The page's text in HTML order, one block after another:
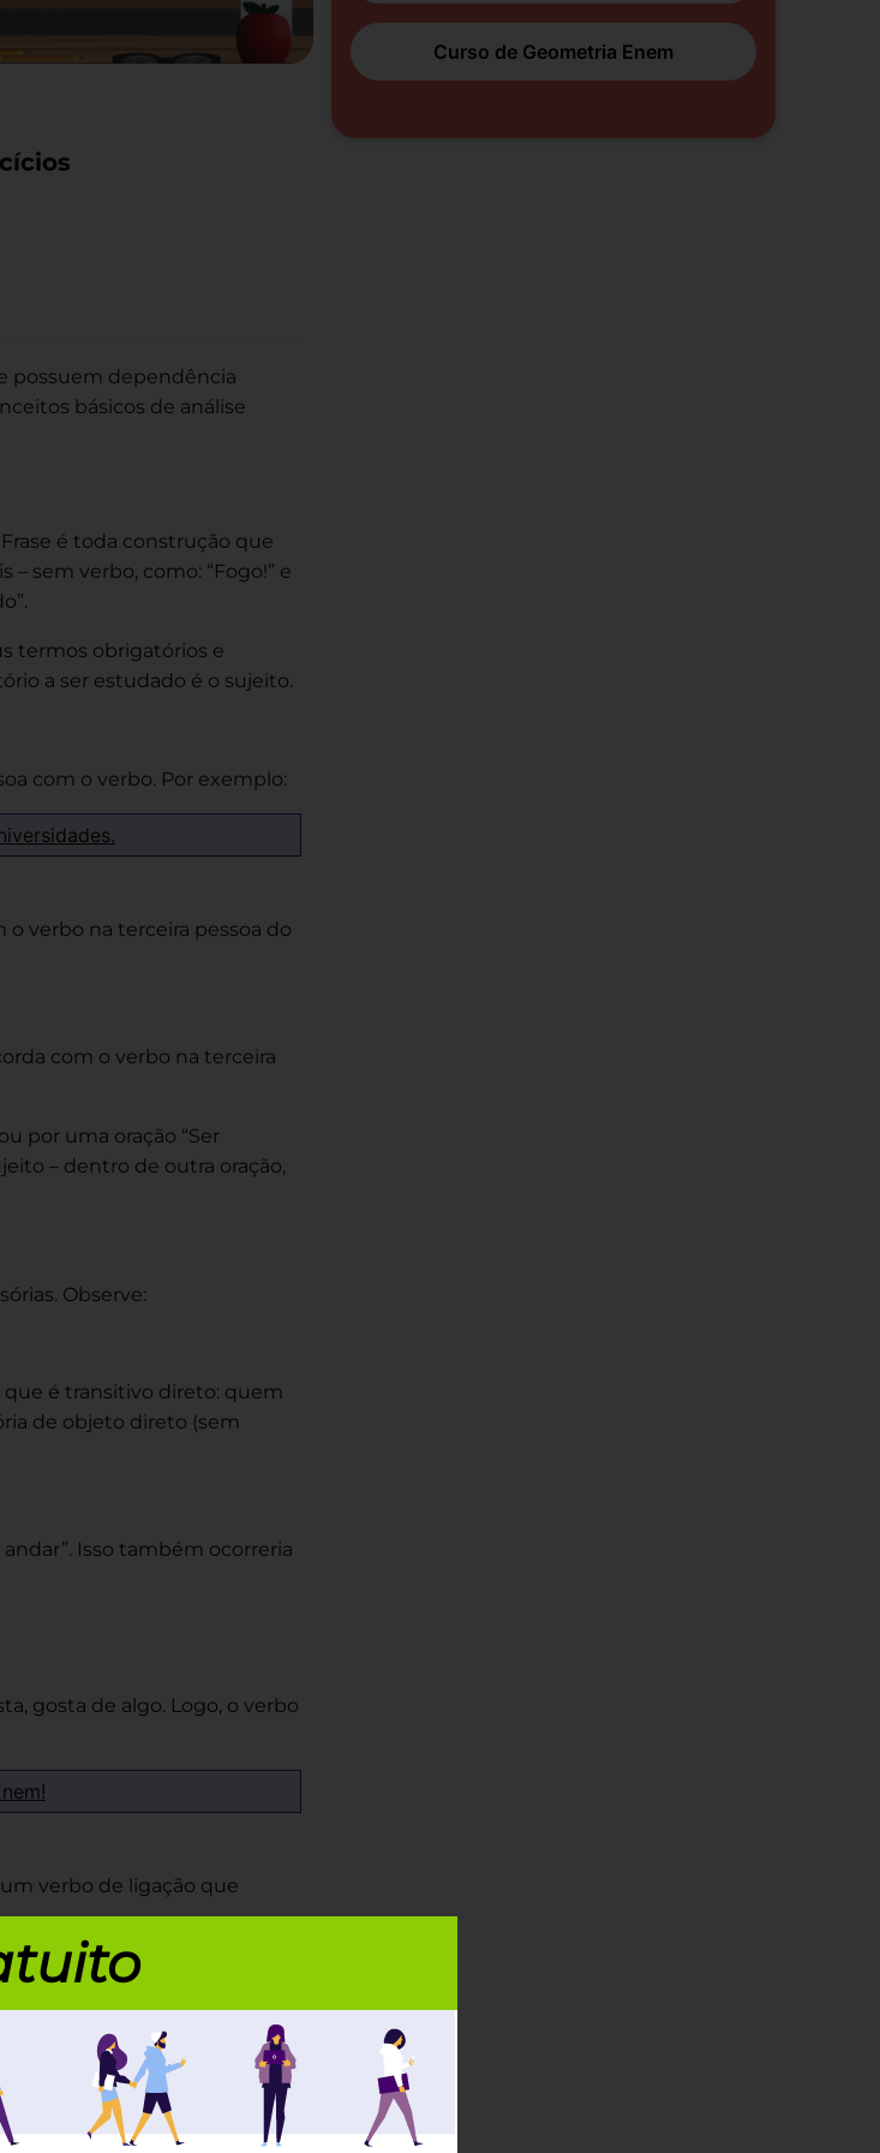
possuem dependência
básicos de análise
Frase é toda construção que
sem verbo, como: “Fogo!” e
termos obrigatórios e
a ser estudado é o sujeito.
com o verbo. Por exemplo:
o verbo na terceira pessoa do
com o verbo na terceira
por uma oração “Ser
– dentro de outra oração,
Observe:
que é transitivo direto: quem
de objeto direto (sem
Isso também ocorreria
gosta de algo. Logo, o verbo
um verbo de ligação que
por uma oração:
nominal. Ela ocorre
Curso de Geometria Enem